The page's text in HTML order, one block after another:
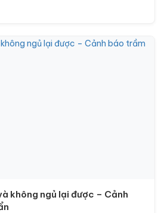
không ngủ lại được – Cảnh